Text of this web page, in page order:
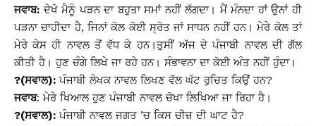
ਜਵਾਬ: ਦੇਖੋ ਮੈਨੂੰ ਪੜਨ ਦਾ ਬਹੁਤਾ ਸਮਾਂ ਨਹੀਂ ਲੱਗਦਾ। ਮੈਂ ਮੰਨਦਾ ਹਾਂ ਉਨਾਂ ਹੀ
ਪੜਨਾ ਚਾਹੀਦਾ ਹੈ, ਜਿਨਾਂ ਕੋਲ ਕੋਈ ਸ੍ਰੋਤ ਜਾਂ ਸਾਧਨ ਨਹੀਂ ਹਨ। ਮੇਰੇ ਕੋਲ ਤਾਂ
ਮੇਰੇ ਕੇਸ ਹੀ ਨਾਵਲ ਤੋਂ ਵੱਧ ਕੇ ਹਨ।ਤੁਸੀਂ ਅੱਜ ਦੇ ਪੰਜਾਬੀ ਨਾਵਲ ਦੀ ਗੱਲ
ਕੀਤੀ ਹੈ। ਹੁਣ ਚੰਗੇ ਲਿਖੇ ਜਾ ਰਹੇ ਹਨ। ਸੰਭਾਵਨਾ ਦਾ ਕੋਈ ਅੰਤ ਨਹੀਂ ਹੁੰਦਾ।
?(ਸਵਾਲ): ਪੰਜਾਬੀ ਲੇਖਕ ਨਾਵਲ ਲਿਖਣ ਵੱਲ ਘੱਟ ਰੁਚਿਤ ਕਿਉਂ ਹਨ?
ਜਵਾਬ: ਮੇਰੇ ਖਿਆਲ ਹੁਣ ਪੰਜਾਬੀ ਨਾਵਲ ਚੋਖਾ ਲਿਖਿਆ ਜਾ ਰਿਹਾ ਹੈ।
?(ਸਵਾਲ): ਪੰਜਾਬੀ ਨਾਵਲ ਜਗਤ ’ਚ ਕਿਸ ਚੀਜ਼ ਦੀ ਘਾਟ ਹੈ?